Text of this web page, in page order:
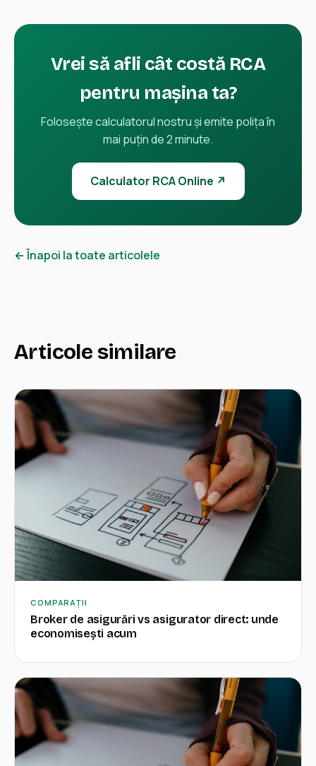
Vrei să afli cât costă RCA
pentru mașina ta?
Folosește calculatorul nostru și emite polița în
mai puțin de 2 minute.
Calculator RCA Online ↗
← Înapoi la toate articolele
Articole similare
COMPARAȚII
Broker de asigurări vs asigurator direct: unde
economisești acum